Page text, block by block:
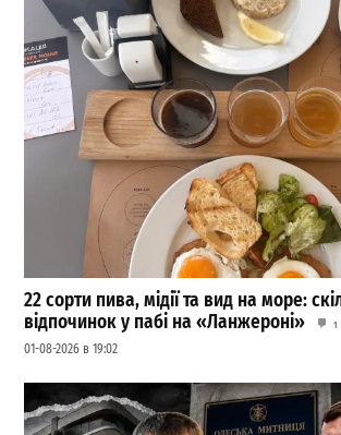
22 сорти пива, мідії та вид на море:
відпочинок у пабі на «Ланжероні»
1
01-08-2026 в 19:02